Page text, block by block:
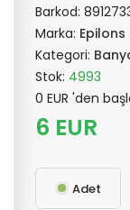
Barkod:
Marka: Epilons
Kategori:
Stok: 4993
0 EUR 'den
6 EUR
Adet